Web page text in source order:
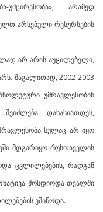
არამედ
არსებული რესურსების
არ არის აუცილებელი,
მაგალითად, 2002-2003
უმრავლესობის
დახასიათდეს,
სულაც არ იყო
მდგარიყო რუსთაველის
ცვლილებების, რადგან
მოსდიოდა თვალში
ეშინოდა.